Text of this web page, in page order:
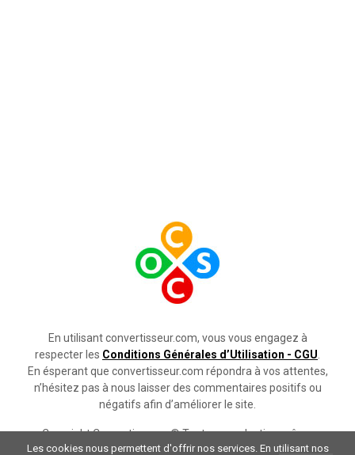
En utilisant convertisseur.com, vous vous engagez à
respecter les Conditions Générales d’Utilisation - CGU
En ésperant que convertisseur.com répondra à vos attentes,
n’hésitez pas à nous laisser des commentaires positifs ou
négatifs afin d’améliorer le site.
Copyright Convertisseurs © Toute reproduction même
partielle strictement interdite.
Les cookies nous permettent d'offrir nos services. En utilisant nos